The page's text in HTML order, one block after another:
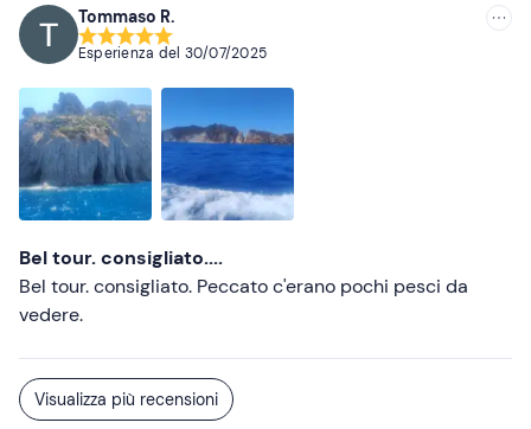
Tommaso R.
Esperienza del 30/07/2025
Bel tour. consigliato....
Bel tour. consigliato. Peccato c'erano pochi pesci da
vedere.
Visualizza più recensioni